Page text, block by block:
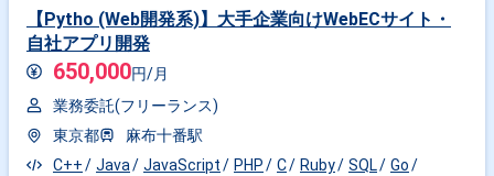
【Pytho (Web開発系)】大手企業向けWebECサイト・
自社アプリ開発
650,000円/月
業務委託(フリーランス)
東京都
麻布十番駅
C++
Java JavaScript PHP C Ruby SQL
Go